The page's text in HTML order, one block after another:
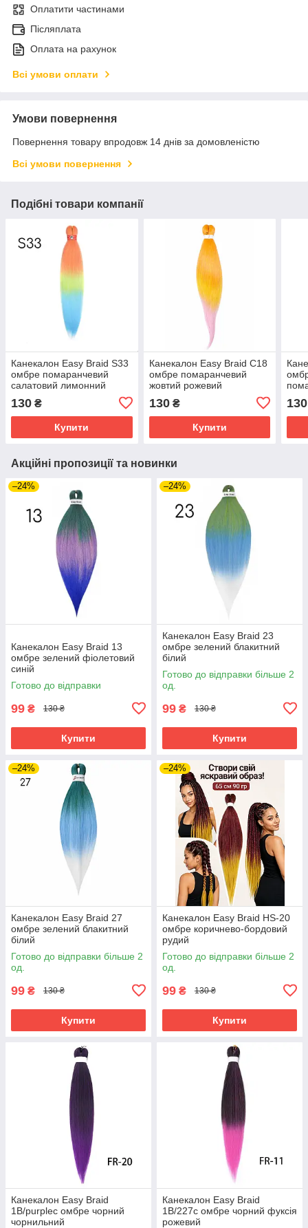
Оплатити частинами
Післяплата
Оплата на рахунок
Всі умови оплати
Умови повернення
Повернення товару впродовж 14 днів за домовленістю
Всі умови повернення
Подібні товари компанії
Канекалон Easy Braid S33
омбре помаранчевий
салатовий лимонний
130 ₴
Купити
Канекалон Easy Braid С18
омбре помаранчевий
жовтий рожевий
130₴
Купити
130
Акційні пропозиції та новинки
–24%
Канекалон Easy Braid 13
омбре зелений фіолетовий
синій
Готово до відправки
99 ₴ 130 ₴
Купити
–24%
Канекалон Easy Braid 23
омбре зелений блакитний
білий
Готово до відправки більше 2
од.
99 ₴ 130 ₴
Купити
–24%
Канекалон Easy Braid 27
омбре зелений блакитний
білий
Готово до відправки більше 2
од.
99 ₴ 130 ₴
Купити
–24%
Канекалон Easy Braid HS-20
омбре коричнево-бордовий
рудий
Готово до відправки більше 2
од.
99 ₴ 130 ₴
Купити
Канекалон Easy Braid
1В/purpleс омбре чорний
чорнильний
Канекалон Easy Braid
1В/227с омбре чорний фуксія
рожевий